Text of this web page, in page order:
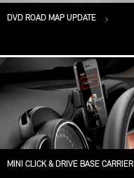
DVD ROAD MAP UPDATE
MINI CLICK & DRIVE BASE CARRIER